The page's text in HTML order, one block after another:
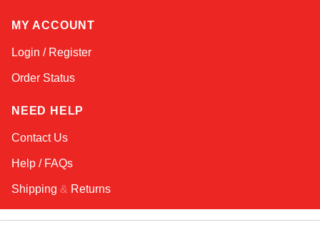
MY ACCOUNT
Login / Register
Order Status
NEED HELP
Contact Us
Help / FAQs
Shipping & Returns